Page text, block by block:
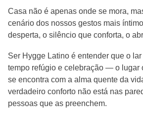
Casa não é apenas onde se mora,
cenário dos nossos gestos mais
desperta, o silêncio que conforta, o
Ser Hygge Latino é entender que o
tempo refúgio e celebração — o lugar
se encontra com a alma quente da
verdadeiro conforto não está nas
pessoas que as preenchem.